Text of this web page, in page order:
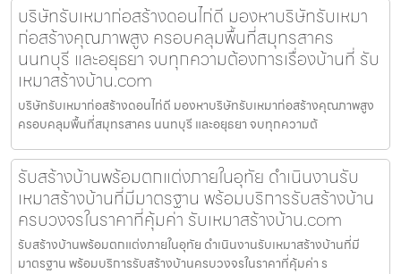
บริษัทรับเหมาก่อสร้างดอนไก่ดี มองหาบริษัทรับเหมา
ก่อสร้างคุณภาพสูง ครอบคลุมพื้นที่สมุทรสาคร
นนทบุรี และอยุธยา จบทุกความต้องการเรื่องบ้านที่ รับ
เหมาสร้างบ้าน.com
บริษัทรับเหมาก่อสร้างดอนไก่ดี มองหาบริษัทรับเหมาก่อสร้างคุณภาพสูง
ครอบคลุมพื้นที่สมุทรสาคร นนทบุรี และอยุธยา จบทุกความต้
รับสร้างบ้านพร้อมตกแต่งภายในอุทัย ดำเนินงานรับ
เหมาสร้างบ้านที่มีมาตรฐาน พร้อมบริการรับสร้างบ้าน
ครบวงจรในราคาที่คุ้มค่า รับเหมาสร้างบ้าน.com
รับสร้างบ้านพร้อมตกแต่งภายในอุทัย ดำเนินงานรับเหมาสร้างบ้านที่มี
มาตรฐาน พร้อมบริการรับสร้างบ้านครบวงจรในราคาที่คุ้มค่า ร